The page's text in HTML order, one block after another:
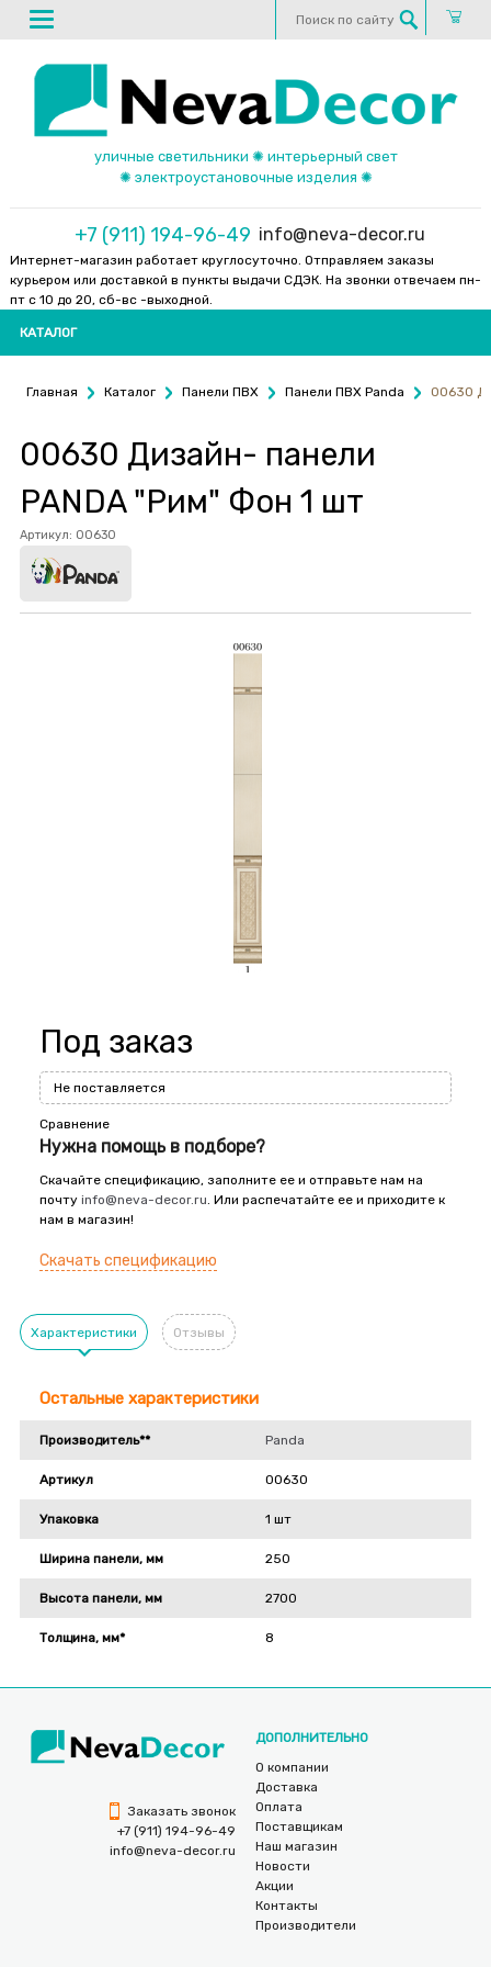
уличные светильники ✺ интерьерный свет
✺ электроустановочные изделия ✺
+7 (911) 194-96-49 info@neva-decor.ru
Интернет-магазин работает круглосуточно. Отправляем заказы
курьером или доставкой в пункты выдачи СДЭК. На звонки отвечаем пн-
пт с 10 до 20, сб-вс -выходной.
КАТАЛОГ
Главная Каталог Панели ПВХ Панели ПВХ Panda 00630
00630 Дизайн- панели
PANDA "Рим" Фон 1 шт
Артикул: 00630
Под заказ
Не поставляется
Сравнение
Нужна помощь в подборе?
Скачайте спецификацию, заполните ее и отправьте нам на
почту info@neva-decor.ru. Или распечатайте ее и приходите к
нам в магазин!
Скачать спецификацию
Характеристики Отзывы
Остальные характеристики
Производитель** Panda
Артикул 00630
Упаковка 1 шт
Ширина панели, мм 250
Высота панели, мм 2700
Толщина, мм* 8
Заказать звонок
+7 (911) 194-96-49
info@neva-decor.ru
ДОПОЛНИТЕЛЬНО
О компании
Доставка
Оплата
Поставщикам
Наш магазин
Новости
Акции
Контакты
Производители